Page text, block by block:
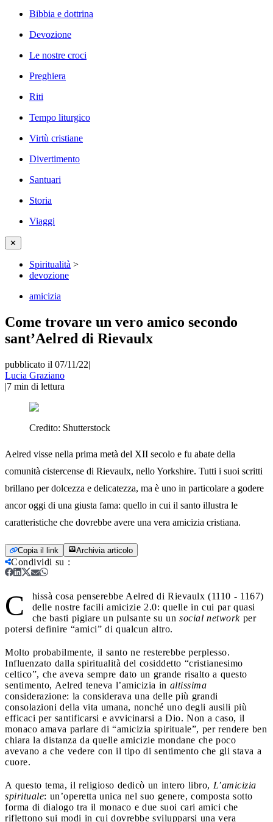
Bibbia e dottrina
Devozione
Le nostre croci
Preghiera
Riti
Tempo liturgico
Virtù cristiane
Divertimento
Santuari
Storia
Viaggi
✕
Spiritualità >
devozione
amicizia
Come trovare un vero amico secondo
sant’Aelred di Rievaulx
pubblicato il 07/11/22|
Lucia Graziano
|7 min di lettura
Credito: Shutterstock
Aelred visse nella prima metà del XII secolo e fu abate della
comunità cistercense di Rievaulx, nello Yorkshire. Tutti i suoi scritti
brillano per dolcezza e delicatezza, ma è uno in particolare a godere
ancor oggi di una giusta fama: quello in cui il santo illustra le
caratteristiche che dovrebbe avere una vera amicizia cristiana.
Copia il link Archivia articolo
Condividi su :
C
hissà cosa penserebbe Aelred di Rievaulx (1110 - 1167)
delle nostre facili amicizie 2.0: quelle in cui par quasi
che basti pigiare un pulsante su un social networkper
potersi definire “amici” di qualcun altro.
Molto probabilmente, il santo ne resterebbe perplesso.
Influenzato dalla spiritualità del cosiddetto “cristianesimo
celtico”, che aveva sempre dato un grande risalto a questo
sentimento, Aelred teneva l’amicizia in altissima
considerazione: la considerava una delle più grandi
consolazioni della vita umana, nonché uno degli ausili più
efficaci per santificarsi e avvicinarsi a Dio. Non a caso, il
monaco amava parlare di “amicizia spirituale”, per rendere ben
chiara la distanza da quelle amicizie mondane che poco
avevano a che vedere con il tipo di sentimento che gli stava a
cuore.
A questo tema, il religioso dedicò un intero libro, L’amicizia
spirituale: un’operetta unica nel suo genere, composta sotto
forma di dialogo tra il monaco e due suoi cari amici che
riflettono sui modi in cui dovrebbe svilupparsi una vera